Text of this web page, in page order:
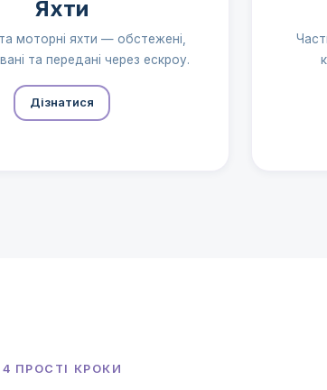
Яхти
та моторні яхти — обстежені,
та передані через ескроу.
Дізнатися
4 ПРОСТІ КРОКИ